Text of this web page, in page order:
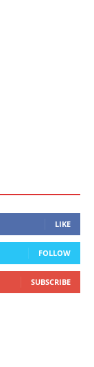
LIKE
FOLLOW
SUBSCRIBE